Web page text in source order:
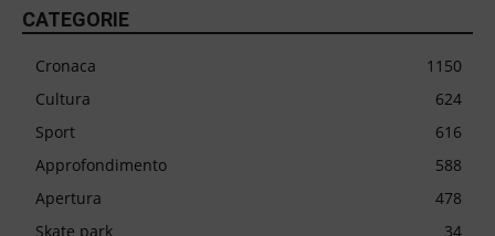
CATEGORIE
Cronaca
1150
Cultura
624
Sport
616
Approfondimento
588
Apertura
478
Skate park
34